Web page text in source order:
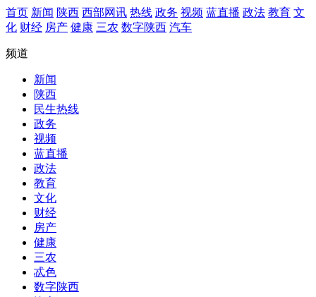
首页 新闻 陕西 西部网讯 热线 政务 视频 蓝直播 政法 教育 文
化 财经 房产 健康 三农 数字陕西 汽车
频道
新闻
陕西
民生热线
政务
视频
蓝直播
政法
教育
文化
财经
房产
健康
三农
忒色
数字陕西